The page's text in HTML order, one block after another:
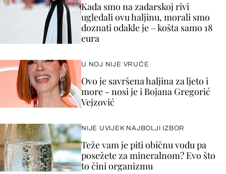
Kada smo na zadarskoj rivi
ugledali ovu haljinu, morali smo
doznati odakle je – košta samo 18
eura
U NOJ NIJE VRUĆE
Ovo je savršena haljina za ljeto i
more - nosi je i Bojana Gregorić
Vejzović
NIJE UVIJEK NAJBOLJI IZBOR
Teže vam je piti običnu vodu pa
posežete za mineralnom? Evo što
to čini organizmu